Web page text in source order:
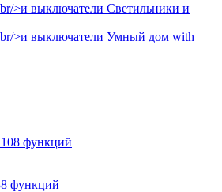
Светильники и
Умный дом with
функций
функций